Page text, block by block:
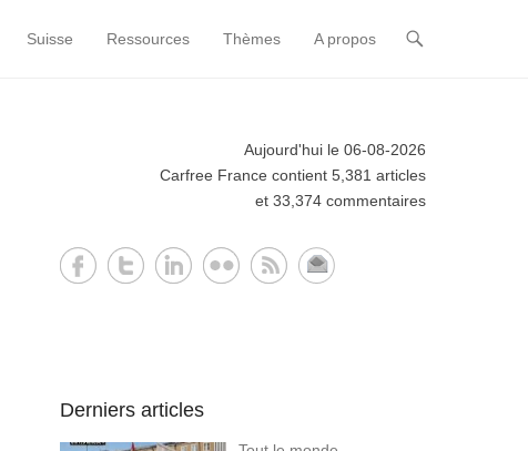
Suisse Ressources Thèmes A propos
Aujourd'hui le 06-08-2026
Carfree France contient 5,381 articles
et 33,374 commentaires
Derniers articles